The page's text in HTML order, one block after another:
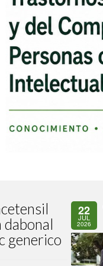
generico
22
JUL
2026